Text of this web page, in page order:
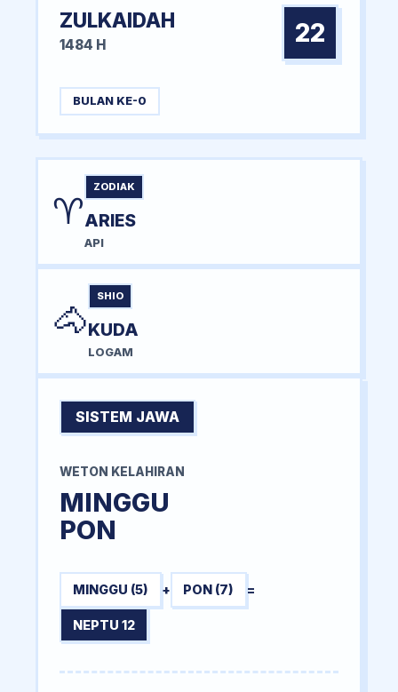
ZULKAIDAH
1484 H 22
BULAN KE-0
♈
ZODIAK
ARIES
API
🐴
SHIO
KUDA
LOGAM
SISTEM JAWA
WETON KELAHIRAN
MINGGU
PON
MINGGU (5) + PON (7) =
NEPTU 12